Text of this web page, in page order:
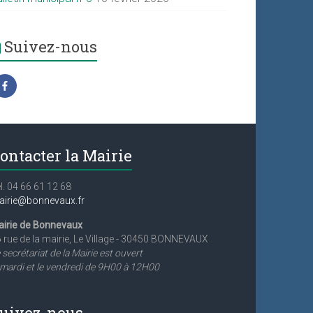
Suivez-nous
la Mairie
04 66 61 12 68
de Bonnevaux
rue de la mairie, Le Village - 30450 BONNEVAUX
secrétariat de la Mairie est ouvert
et le vendredi de 9H00 à 12H00